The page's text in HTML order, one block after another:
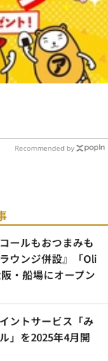
Recommended by
ールもおつまみも
ウンジ併設』「Oli
・船場にオープン
ントサービス「み
」を2025年4月開